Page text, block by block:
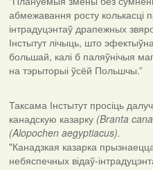
абмежавання росту колькасці
інтрадуцэнтаў драпежных
Інстытут лічыць, што
большай, калі б паляўнічыя
на тэрыторыі ўсёй Польшчы.”
Таксама Інстытут просіць
канадскую казарку (Branta
(Alopochen aegyptiacus).
"Канадзкая казарка
небяспечных відаў-